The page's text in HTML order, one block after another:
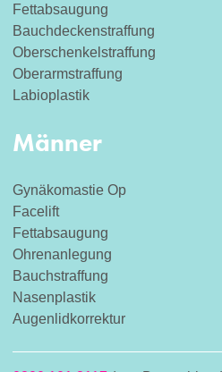
Fettabsaugung
Bauchdeckenstraffung
Oberschenkelstraffung
Oberarmstraffung
Labioplastik
Männer
Gynäkomastie Op
Facelift
Fettabsaugung
Ohrenanlegung
Bauchstraffung
Nasenplastik
Augenlidkorrektur